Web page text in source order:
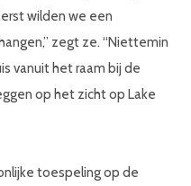
wilden we een
zegt ze. “Niettemin
vanuit het raam bij de
op het zicht op Lake
toespeling op de